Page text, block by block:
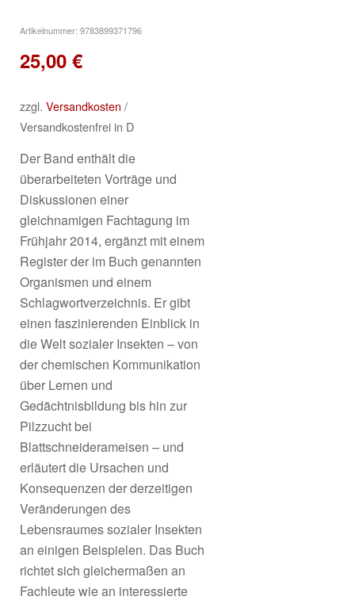
Artikelnummer: 9783899371796
25,00 €
zzgl. Versandkosten /
Versandkostenfrei in D
Der Band enthält die
überarbeiteten Vorträge und
Diskussionen einer
gleichnamigen Fachtagung im
Frühjahr 2014, ergänzt mit einem
Register der im Buch genannten
Organismen und einem
Schlagwortverzeichnis. Er gibt
einen faszinierenden Einblick in
die Welt sozialer Insekten – von
der chemischen Kommunikation
über Lernen und
Gedächtnisbildung bis hin zur
Pilzzucht bei
Blattschneiderameisen – und
erläutert die Ursachen und
Konsequenzen der derzeitigen
Veränderungen des
Lebensraumes sozialer Insekten
an einigen Beispielen. Das Buch
richtet sich gleichermaßen an
Fachleute wie an interessierte